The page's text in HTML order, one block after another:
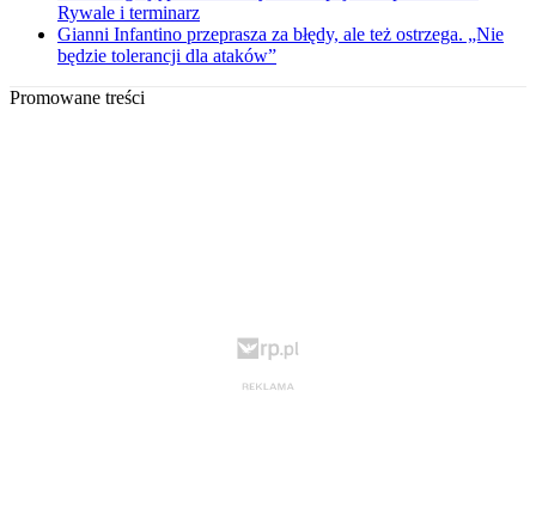
Rywale i terminarz
Gianni Infantino przeprasza za błędy, ale też ostrzega. „Nie
będzie tolerancji dla ataków”
Promowane treści